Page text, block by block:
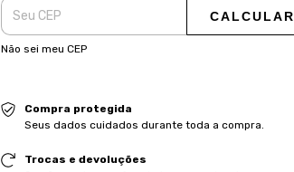
CALCULAR
Não sei meu CEP
Compra protegida
Seus dados cuidados durante toda a compra.
Trocas e devoluções